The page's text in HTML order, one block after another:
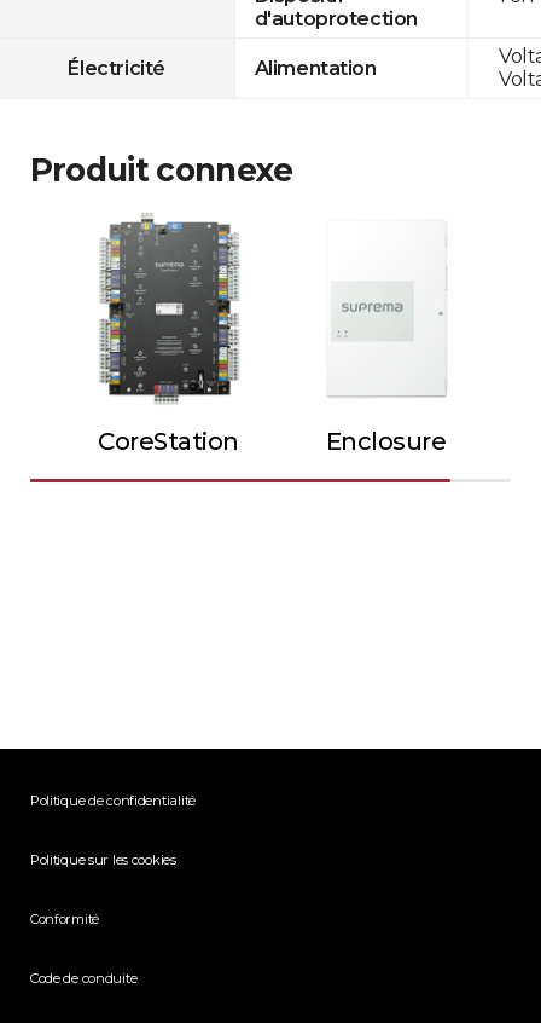
d'autoprotection
Électricité Alimentation
Produit connexe
CoreStation Enclosure
Politique de confidentialité
Politique sur les cookies
Conformité
Code de conduite